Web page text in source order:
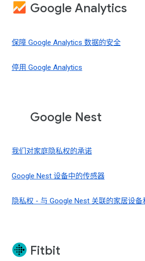
Google Analytics
保障 Google Analytics 数据的安全
停用 Google Analytics
Google Nest
我们对家庭隐私权的承诺
Google Nest 设备中的传感器
隐私权 - 与 Google Nest 关联的家居设备
Fitbit